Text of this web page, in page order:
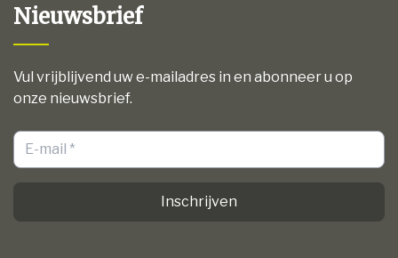
Nieuwsbrief
Vul vrijblijvend uw e-mailadres in en abonneer u op
onze nieuwsbrief.
Inschrijven